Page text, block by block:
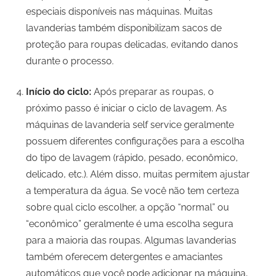
especiais disponíveis nas máquinas. Muitas
lavanderias também disponibilizam sacos de
proteção para roupas delicadas, evitando danos
durante o processo.
Início do ciclo: Após preparar as roupas, o
próximo passo é iniciar o ciclo de lavagem. As
máquinas de lavanderia self service geralmente
possuem diferentes configurações para a escolha
do tipo de lavagem (rápido, pesado, econômico,
delicado, etc.). Além disso, muitas permitem ajustar
a temperatura da água. Se você não tem certeza
sobre qual ciclo escolher, a opção “normal” ou
“econômico” geralmente é uma escolha segura
para a maioria das roupas. Algumas lavanderias
também oferecem detergentes e amaciantes
automáticos que você pode adicionar na máquina,